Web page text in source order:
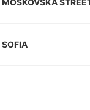
MOSKOVSKA
SOFIA